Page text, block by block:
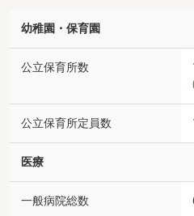
幼稚園・保育園
公立保育所数
公立保育所定員数
医療
一般病院総数